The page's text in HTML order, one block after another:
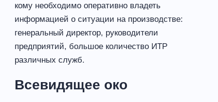
кому необходимо оперативно владеть
информацией о ситуации на производстве:
генеральный директор, руководители
предприятий, большое количество ИТР
различных служб.
Всевидящее око